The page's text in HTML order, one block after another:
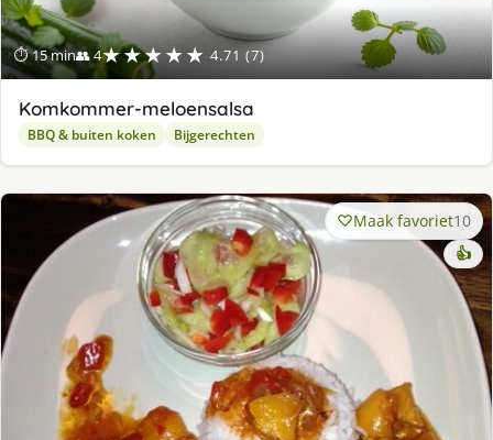
⏱ 15 min👥 4★★★★★ 4.71 (7)
Komkommer-meloensalsa
BBQ & buiten koken Bijgerechten
Maak favoriet10
👍